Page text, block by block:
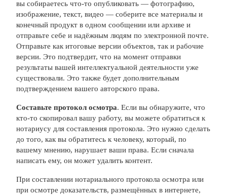
вы собираетесь что-то опубликовать — фотографию,
изображение, текст, видео — соберите все материалы и
конечный продукт в одном сообщении или архиве и
отправьте себе и надёжным людям по электронной почте.
Отправьте как итоговые версии объектов, так и рабочие
версии. Это подтвердит, что на момент отправки
результаты вашей интеллектуальной деятельности уже
существовали. Это также будет дополнительным
подтверждением вашего авторского права.
Составьте протокол осмотра. Если вы обнаружите, что
кто-то скопировал вашу работу, вы можете обратиться к
нотариусу для составления протокола. Это нужно сделать
до того, как вы обратитесь к человеку, который, по
вашему мнению, нарушает ваши права. Если сначала
написать ему, он может удалить контент.
При составлении нотариального протокола осмотра или
при осмотре доказательств, размещённых в интернете,